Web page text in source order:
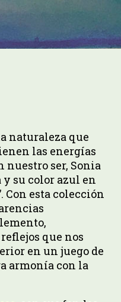
naturaleza que
las energías
nuestro ser, Sonia
y su color azul en
Con esta colección
que nos
en un juego de
armonía con la